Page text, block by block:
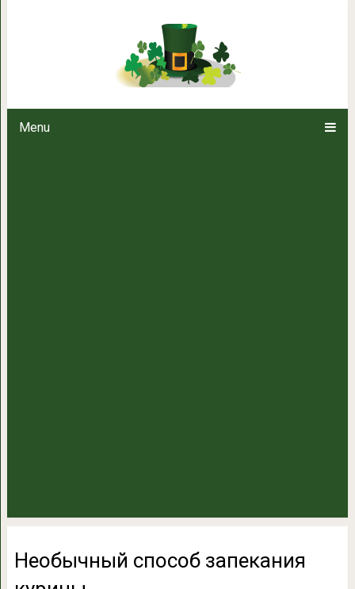
Menu
Необычный способ
Необычный способ запекания